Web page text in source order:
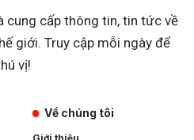
cung cấp thông tin, tin tức về
giới. Truy cập mỗi ngày để
vị!
Về chúng tôi